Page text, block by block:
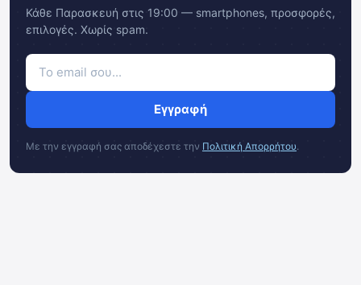
Κάθε Παρασκευή στις 19:00 — smartphones, προσφορές,
επιλογές. Χωρίς spam.
Εγγραφή
Με την εγγραφή σας αποδέχεστε την Πολιτική Απορρήτου.